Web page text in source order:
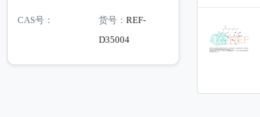
CAS号： 货号： REF-
D35004